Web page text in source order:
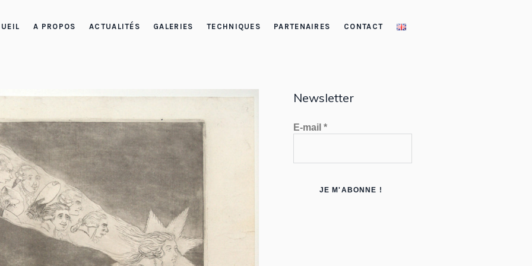
A PROPOS ACTUALITÉS GALERIES TECHNIQUES PARTENAIRES CONTACT
Newsletter
E-mail *